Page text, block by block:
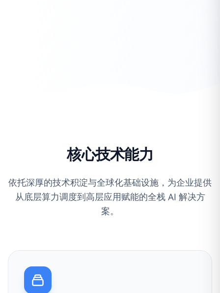
核心技术能力
依托深厚的技术积淀与全球化基础设施，为企业提供
从底层算力调度到高层应用赋能的全栈 AI 解决方
案。